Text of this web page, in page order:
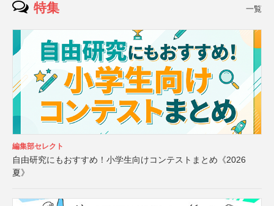
特集 一覧
編集部セレクト
自由研究にもおすすめ！小学生向けコンテストまとめ《2026
夏》